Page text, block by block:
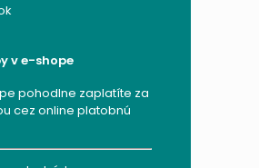
v e-shope
pohodlne zaplatíte za
cez online platobnú